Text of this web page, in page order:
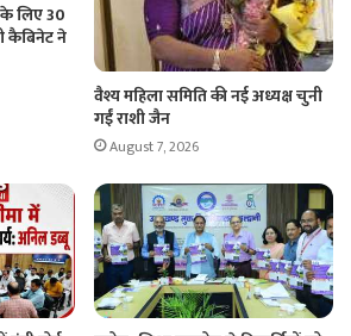
के लिए 30
कैबिनेट ने
वैश्य महिला समिति की नई अध्यक्ष चुनी
गईं राशी जैन
August 7, 2026